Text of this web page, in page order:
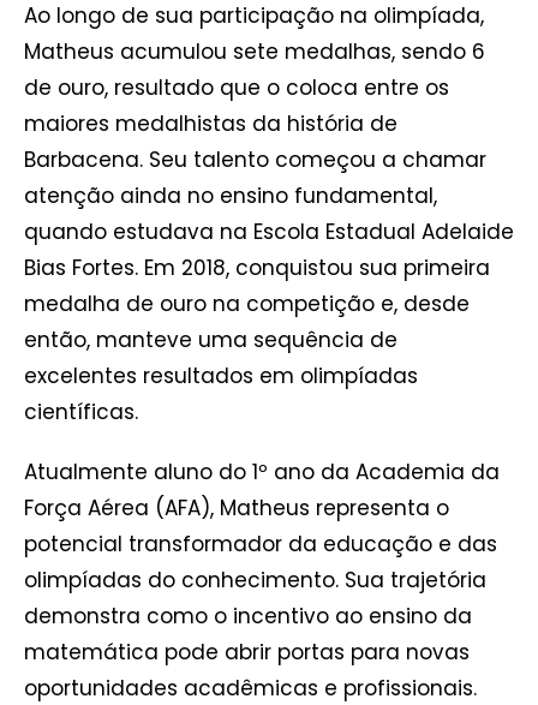
Ao longo de sua participação na olimpíada,
Matheus acumulou sete medalhas, sendo 6
de ouro, resultado que o coloca entre os
maiores medalhistas da história de
Barbacena. Seu talento começou a chamar
atenção ainda no ensino fundamental,
quando estudava na Escola Estadual Adelaide
Bias Fortes. Em 2018, conquistou sua primeira
medalha de ouro na competição e, desde
então, manteve uma sequência de
excelentes resultados em olimpíadas
científicas.
Atualmente aluno do 1º ano da Academia da
Força Aérea (AFA), Matheus representa o
potencial transformador da educação e das
olimpíadas do conhecimento. Sua trajetória
demonstra como o incentivo ao ensino da
matemática pode abrir portas para novas
oportunidades acadêmicas e profissionais.